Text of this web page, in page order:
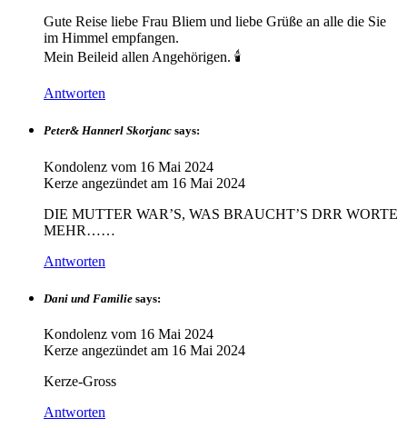
Gute Reise liebe Frau Bliem und liebe Grüße an alle die Sie
im Himmel empfangen.
Mein Beileid allen Angehörigen. 🕯️
Antworten
Peter& Hannerl Skorjanc says:
Kondolenz vom 16 Mai 2024
Kerze angezündet am 16 Mai 2024
DIE MUTTER WAR’S, WAS BRAUCHT’S DRR WORTE
MEHR……
Antworten
Dani und Familie says:
Kondolenz vom 16 Mai 2024
Kerze angezündet am 16 Mai 2024
Kerze-Gross
Antworten